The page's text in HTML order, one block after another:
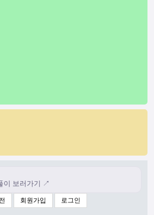
이 보러가기 ↗
회원가입 로그인